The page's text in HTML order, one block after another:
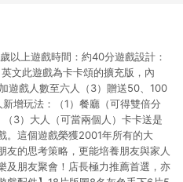
以上遊戲時間：約40分遊戲設計：
文此遊戲為卡卡頌的擴充版，內
遊戲人數至六人（3）贈送50、100
增玩法：（1）餐廳（可得雙倍分
3）大人（可當兩個人）卡卡送是
。這個遊戲榮獲2001年所有的大
友的思考策略，更能培養朋友與家人
及朋友聚會！店長極力推薦首選，亦